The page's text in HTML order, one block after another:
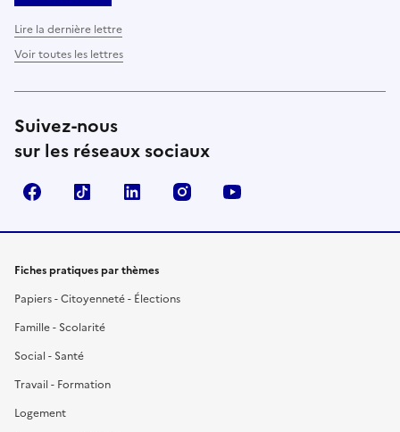
Lire la dernière lettre
Voir toutes les lettres
Suivez-nous
sur les réseaux sociaux
FacebookTikTok LinkedIn Instagram
Fiches pratiques par thèmes
Papiers - Citoyenneté - Élections
Famille - Scolarité
Social - Santé
Travail - Formation
Logement